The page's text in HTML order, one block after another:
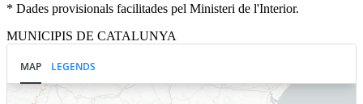
* Dades provisionals facilitades pel Ministeri de l'Interior.
MUNICIPIS DE CATALUNYA